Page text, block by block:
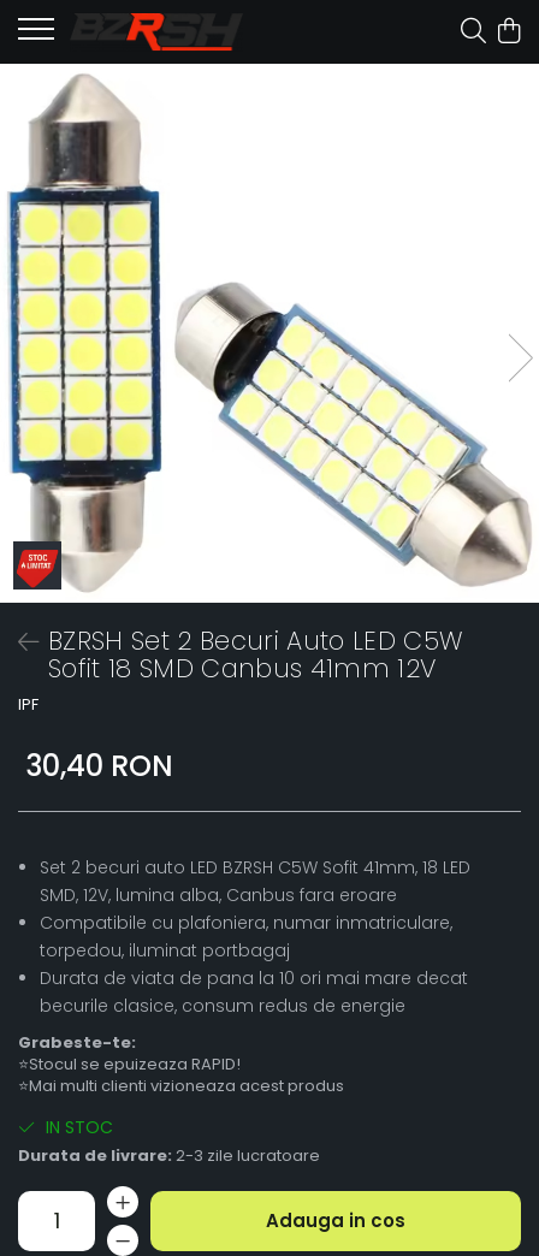
BZRSH Set 2 Becuri Auto LED C5W
Sofit 18 SMD Canbus 41mm 12V
IPF
30,40 RON
Set 2 becuri auto LED BZRSH C5W Sofit 41mm, 18 LED
SMD, 12V, lumina alba, Canbus fara eroare
Compatibile cu plafoniera, numar inmatriculare,
torpedou, iluminat portbagaj
Durata de viata de pana la 10 ori mai mare decat
becurile clasice, consum redus de energie
Grabeste-te:
⭐Stocul se epuizeaza RAPID!
⭐Mai multi clienti vizioneaza acest produs
IN STOC
Durata de livrare: 2-3 zile lucratoare
Adauga in cos